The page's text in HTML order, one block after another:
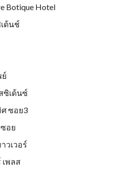
Botique Hotel
ด้นช์
ซิเด้นซ์
ซอย3
อย
วเวอร์
พลส